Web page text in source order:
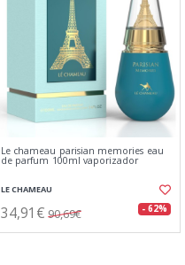
Le chameau parisian memories eau
de parfum 100ml vaporizador
LE CHAMEAU
34,91€ 90,69€ - 62%